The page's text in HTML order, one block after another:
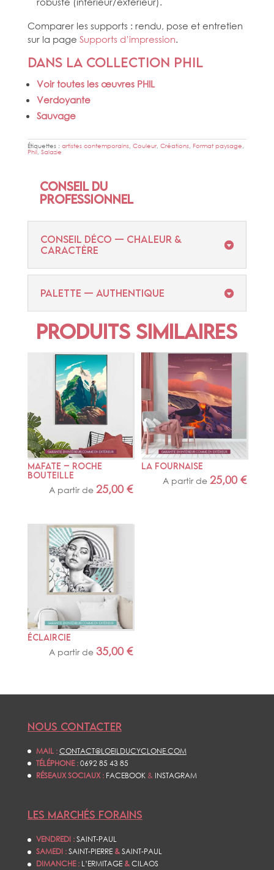
Comparer les supports : rendu, pose et entretien
sur la page Supports d’impression.
Dans la collection PHIL
Voir toutes les œuvres PHIL
Verdoyante
Sauvage
Étiquettes : artistes contemporains, Couleur, Créations, Format paysage,
Phil, Salazie
Conseil du
professionnel
CONSEIL DÉCO — CHALEUR &
CARACTÈRE
PALETTE — AUTHENTIQUE
Produits similaires
MAFATE – ROCHE
BOUTEILLE
A partir de 25,00 €
LA FOURNAISE
A partir de25,00€
ÉCLAIRCIE
A partir de 35,00 €
NOUS CONTACTER
MAIL :CONTACT@LOEILDUCYCLONE.COM
TÉLÉPHONE :0692 85 43 85
RÉSEAUX SOCIAUX : FACEBOOK& INSTAGRAM
LES MARCHÉS FORAINS
VENDREDI :SAINT-PAUL
SAMEDI :SAINT-PIERRE&SAINT-PAUL
DIMANCHE : L’ERMITAGE &CILAOS